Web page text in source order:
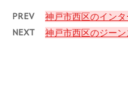
PREV 神戸市西区のイン
NEXT 神戸市西区のジー